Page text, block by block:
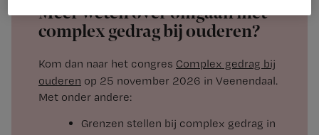
Meer weten over omgaan met
complex gedrag bij ouderen?
Kom dan naar het congres Complex gedrag bij
ouderen op 25 november 2026 in Veenendaal.
Met onder andere:
Grenzen stellen bij complex gedrag in